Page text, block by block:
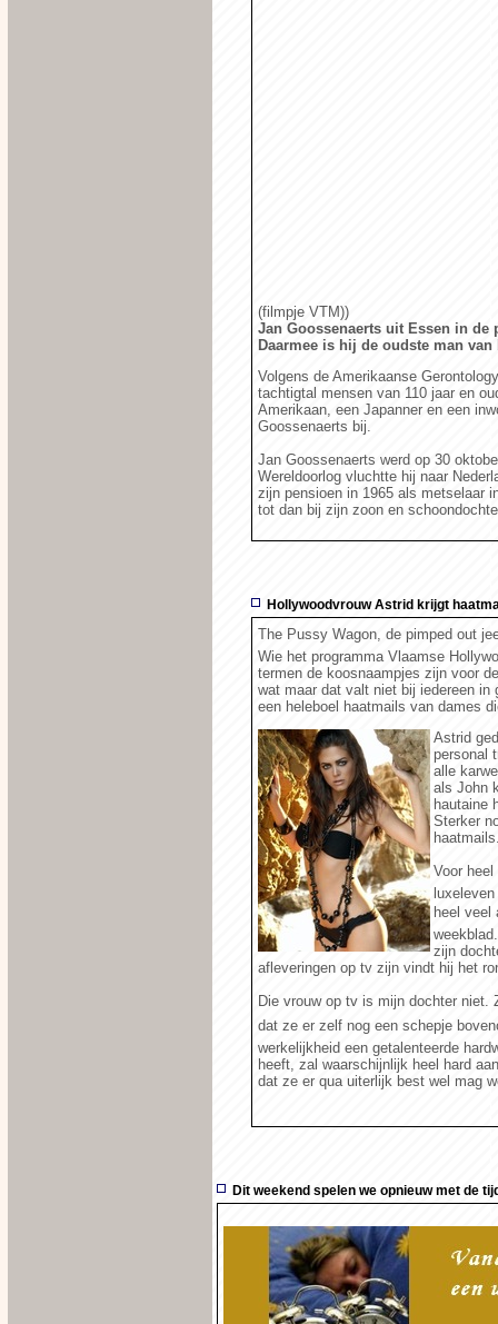
(filmpje VTM))
Jan Goossenaerts uit Essen in
Daarmee is hij de oudste man van
Volgens de Amerikaanse
tachtigtal mensen van 110 jaar en
Amerikaan, een Japanner en een
Goossenaerts bij.
Jan Goossenaerts werd op 30
Wereldoorlog vluchtte hij naar
zijn pensioen in 1965 als metselaar
tot dan bij zijn zoon en
Hollywoodvrouw Astrid krijgt
The Pussy Wagon, de pimped out
Wie het programma Vlaamse
termen de koosnaampjes zijn voor
wat maar dat valt niet bij iedereen in
een heleboel haatmails van dames
Astrid
personal
alle
als John
hautaine
Sterker
Voor
heel veel
zijn
afleveringen op tv zijn vindt hij het
Die vrouw op tv is mijn dochter
dat ze er zelf nog een schepje
werkelijkheid een getalenteerde
heeft, zal waarschijnlijk heel hard
dat ze er qua uiterlijk best wel mag
Dit weekend spelen we opnieuw met de